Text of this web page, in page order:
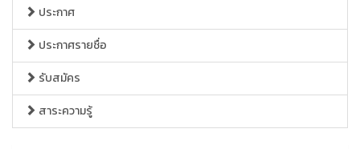
ประกาศ
ประกาศรายชื่อ
รับสมัคร
สาระความรู้